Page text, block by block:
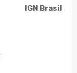
IGN Brasil